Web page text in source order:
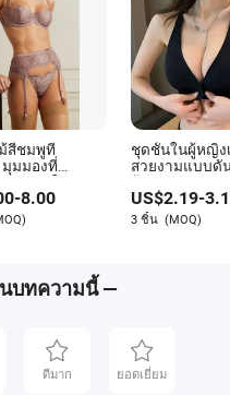
การยอมรับความหลาก
ยใหม่ การแสดงนี้ได้สร้าง
นในแบบที่ไม่เคยมีมาก่อน
รแสดงที่เต็มไปด้วยดารา
สมัย Victoria’s Secret
แฟชั่นอีกครั้ง
ปลี่ยนแปลงไป ความ
หลักฐานว่า Victoria’s
ต่เป็นแบรนด์ที่พร้อมจะ
สีชมพูที่
มุมมองที่
องสาวในชุด
ซี่-8.00
ชุดชั้นในผู้หญิง
สวยงามแบบดั
ป้องกันการหย่
US$2.19-
3 ชิ้น (MOQ)
บทความนี้ —
ดีมาก ยอดเยี่ยม